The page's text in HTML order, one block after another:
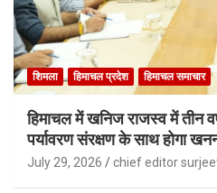
शिमला हिमाचल प्रदेश हिमाचल समाचार
हिमाचल में खनिज राजस्व में तीन
पर्यावरण संरक्षण के साथ होगा
July 29, 2026 chief editor